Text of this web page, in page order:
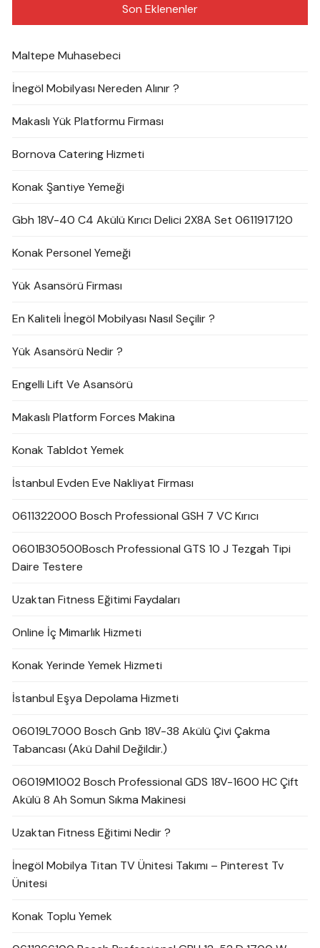
Son Eklenenler
Maltepe Muhasebeci
İnegöl Mobilyası Nereden Alınır ?
Makaslı Yük Platformu Firması
Bornova Catering Hizmeti
Konak Şantiye Yemeği
Gbh 18V-40 C4 Akülü Kırıcı Delici 2X8A Set 0611917120
Konak Personel Yemeği
Yük Asansörü Firması
En Kaliteli İnegöl Mobilyası Nasıl Seçilir ?
Yük Asansörü Nedir ?
Engelli Lift Ve Asansörü
Makaslı Platform Forces Makina
Konak Tabldot Yemek
İstanbul Evden Eve Nakliyat Firması
0611322000 Bosch Professional GSH 7 VC Kırıcı
0601B30500Bosch Professional GTS 10 J Tezgah Tipi
Daire Testere
Uzaktan Fitness Eğitimi Faydaları
Online İç Mimarlık Hizmeti
Konak Yerinde Yemek Hizmeti
İstanbul Eşya Depolama Hizmeti
06019L7000 Bosch Gnb 18V-38 Akülü Çivi Çakma
Tabancası (Akü Dahil Değildir.)
06019M1002 Bosch Professional GDS 18V-1600 HC Çift
Akülü 8 Ah Somun Sıkma Makinesi
Uzaktan Fitness Eğitimi Nedir ?
İnegöl Mobilya Titan TV Ünitesi Takımı – Pinterest Tv
Ünitesi
Konak Toplu Yemek